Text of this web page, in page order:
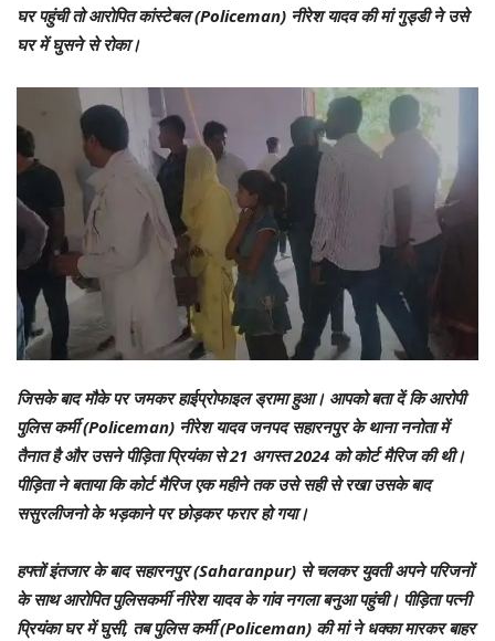
घर पहुंची तो आरोपित कांस्टेबल (Policeman) नीरेश यादव की मां गुड्डी ने उसे
घर में घुसने से रोका।
जिसके बाद मौके पर जमकर हाईप्रोफाइल ड्रामा हुआ। आपको बता दें कि आरोपी
पुलिस कर्मी (Policeman) नीरेश यादव जनपद सहारनपुर के थाना ननोता में
तैनात है और उसने पीड़िता प्रियंका से 21 अगस्त 2024 को कोर्ट मैरिज की थी।
पीड़िता ने बताया कि कोर्ट मैरिज एक महीने तक उसे सही से रखा उसके बाद
ससुरलीजनो के भड़काने पर छोड़कर फरार हो गया।
हफ्तों इंतजार के बाद सहारनपुर (Saharanpur) से चलकर युवती अपने परिजनों
के साथ आरोपित पुलिसकर्मी नीरेश यादव के गांव नगला बनुआ पहुंची। पीड़िता पत्नी
प्रियंका घर में घुसी, तब पुलिस कर्मी (Policeman) की मां ने धक्का मारकर बाहर